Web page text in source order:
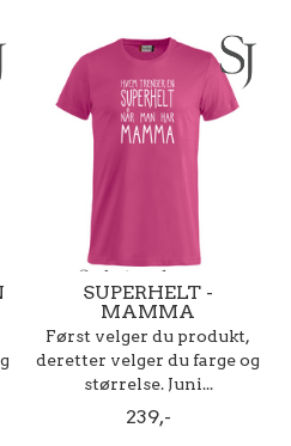
SUPERHELT -
MAMMA
Først velger du produkt,
deretter velger du farge og
størrelse. Juni...
239,-